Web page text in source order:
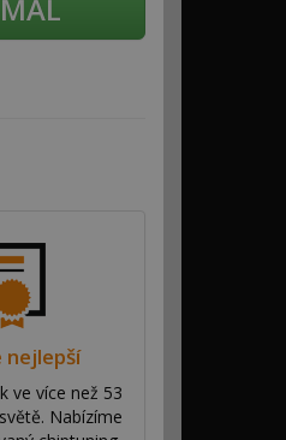
nejlepší
ve více než 53
Nabízíme